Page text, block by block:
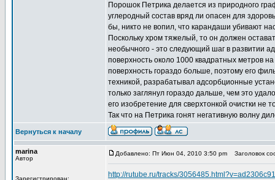
Порошок Петрика делается из природного
углеродный состав вряд ли опасен для
бы, никто не вопил, что карандаши убивают
Поскольку хром тяжелый, то он должен
необычного - это следующий шаг в развитии
поверхность около 1000 квадратных метров
поверхность гораздо больше, поэтому его
техникой, разрабатывал адсорбционные
только заглянул гораздо дальше, чем это
его изобретение для сверхтонкой очистки не
Так что на Петрика гонят негативную волну
Вернуться к началу
marina
Автор
Зарегистрирован:
Добавлено: Пт Июн 04, 2010 3:50 pm Заголовок
http://rutube.ru/tracks/